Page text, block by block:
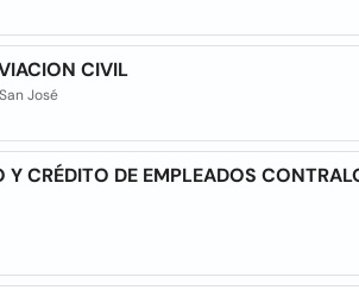
CIVIL
José
Y CRÉDITO DE EMPLEADOS